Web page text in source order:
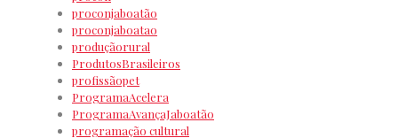
proconjaboatão
proconjaboatao
produçãorural
ProdutosBrasileiros
profissãopet
ProgramaAcelera
ProgramaAvançaJaboatão
programação cultural